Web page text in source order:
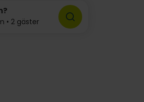
• 2 gäster